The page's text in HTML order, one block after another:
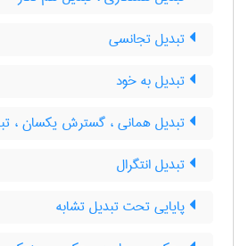
تبدیل تجانسی
تبدیل به خود
تبدیل همانی ، گسترش یکسان ،
تبدیل انتگرال
پایایی تحت تبدیل تشابه